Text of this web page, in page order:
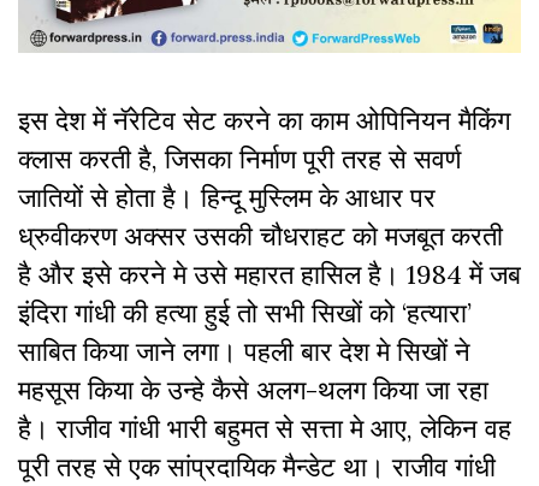
इस देश में नॅरेटिव सेट करने का काम ओपिनियन मैकिंग
क्लास करती है, जिसका निर्माण पूरी तरह से सवर्ण
जातियों से होता है। हिन्दू मुस्लिम के आधार पर
ध्रुवीकरण अक्सर उसकी चौधराहट को मजबूत करती
है और इसे करने मे उसे महारत हासिल है। 1984 में जब
इंदिरा गांधी की हत्या हुई तो सभी सिखों को ‘हत्यारा’
साबित किया जाने लगा। पहली बार देश मे सिखों ने
महसूस किया के उन्हे कैसे अलग-थलग किया जा रहा
है। राजीव गांधी भारी बहुमत से सत्ता मे आए, लेकिन वह
पूरी तरह से एक सांप्रदायिक मैन्डेट था। राजीव गांधी